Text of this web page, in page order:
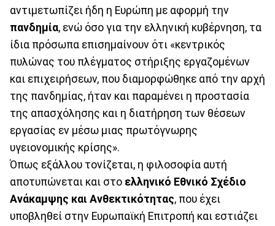
αντιμετωπίζει ήδη η Ευρώπη με αφορμή την
πανδημία, ενώ όσο για την ελληνική κυβέρνηση, τα
ίδια πρόσωπα επισημαίνουν ότι «κεντρικός
πυλώνας του πλέγματος στήριξης εργαζομένων
και επιχειρήσεων, που διαμορφώθηκε από την αρχή
της πανδημίας, ήταν και παραμένει η προστασία
της απασχόλησης και η διατήρηση των θέσεων
εργασίας εν μέσω μιας πρωτόγνωρης
υγειονομικής κρίσης».
Όπως εξάλλου τονίζεται, η φιλοσοφία αυτή
αποτυπώνεται και στο ελληνικό Εθνικό Σχέδιο
Ανάκαμψης και Ανθεκτικότητας, που έχει
υποβληθεί στην Ευρωπαϊκή Επιτροπή και εστιάζει